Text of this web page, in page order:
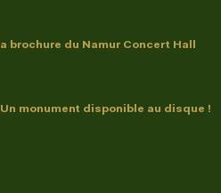
brochure du Namur Concert Hall
Un monument disponible au disque !